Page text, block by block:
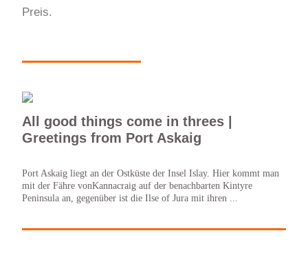
Preis.
All good things come in threes |
Greetings from Port Askaig
Port Askaig liegt an der Ostküste der Insel Islay. Hier kommt man
mit der Fähre vonKannacraig auf der benachbarten Kintyre
Peninsula an, gegenüber ist die Ilse of Jura mit ihren ...